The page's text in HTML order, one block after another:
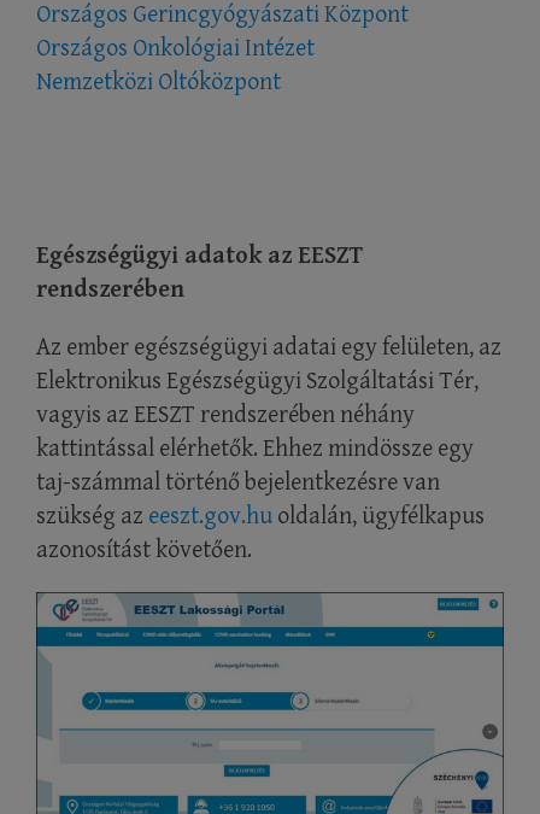
Országos Gerincgyógyászati Központ
Országos Onkológiai Intézet
Nemzetközi Oltóközpont
Egészségügyi adatok az EESZT
rendszerében
Az ember egészségügyi adatai egy felületen, az
Elektronikus Egészségügyi Szolgáltatási Tér,
vagyis az EESZT rendszerében néhány
kattintással elérhetők. Ehhez mindössze egy
taj-számmal történő bejelentkezésre van
szükség az eeszt.gov.hu oldalán, ügyfélkapus
azonosítást követően.